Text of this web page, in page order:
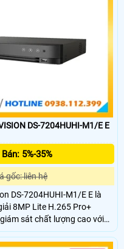
DS-7204HUHI-M1/E E
5%-35%
gốc: liên hệ
DS-7204HUHI-M1/E E là
8MP Lite H.265 Pro+
sát chất lượng cao với
sắc nét. Hỗ trợ đa chuẩn
IP linh hoạt, phù hợp cho